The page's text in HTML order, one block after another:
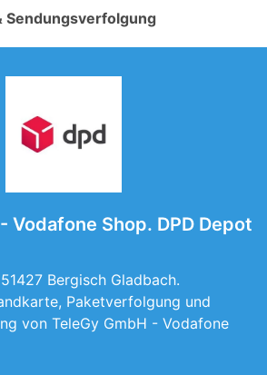
Sendungsverfolgung
Vodafone Shop. DPD Depot
Bergisch Gladbach.
Paketverfolgung und
von TeleGy GmbH - Vodafone